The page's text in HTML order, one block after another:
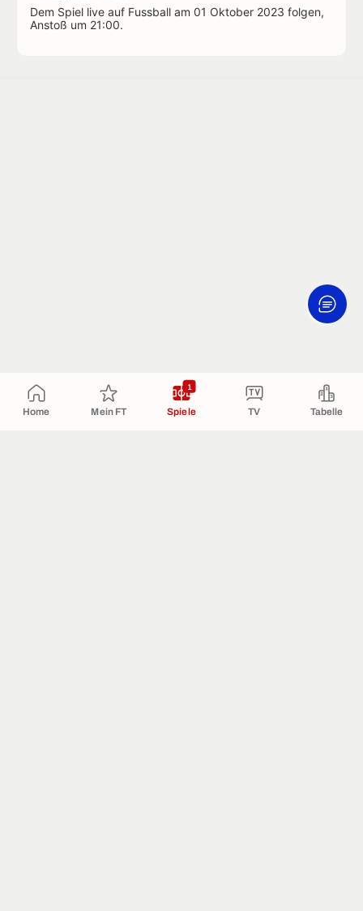
Home Mein FT Spiele
1
TV Tabelle
Dem Spiel live auf Fussball am 01 Oktober 2023 folgen,
Anstoß um 21:00.